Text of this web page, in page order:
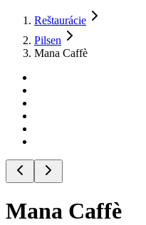
Reštaurácie
Pilsen
Mana Caffè
Mana Caffè